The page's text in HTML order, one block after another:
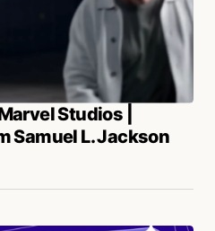
Studios |
Samuel L. Jackson